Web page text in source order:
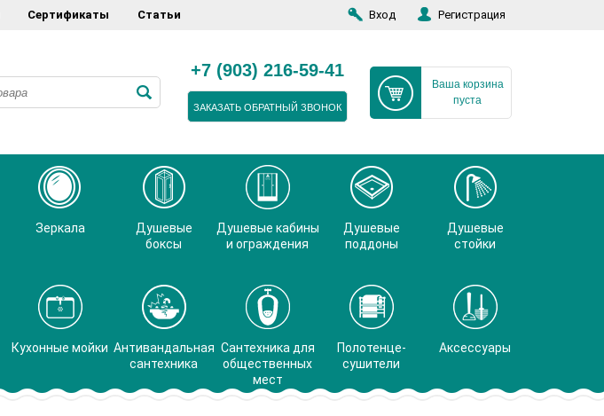
Сертификаты Статьи Вход Регистрация
+7 (903) 216-59-41
ЗАКАЗАТЬ ОБРАТНЫЙ ЗВОНОК
Ваша корзина
пуста
Зеркала
Душевые
боксы
Душевые кабины
и ограждения
Душевые
поддоны
Душевые
стойки
Кухонные мойки Антивандальная
сантехника
Сантехника для
общественных
мест
Полотенце-
сушители
Аксессуары